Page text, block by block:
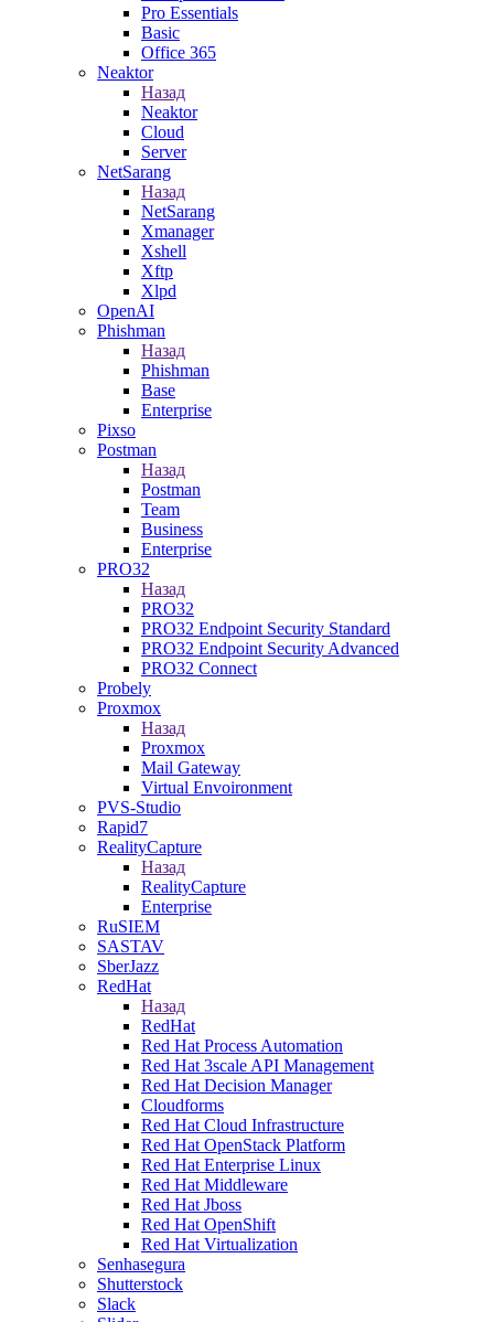
Pro Essentials
Basic
Office 365
Neaktor
Назад
Neaktor
Cloud
Server
NetSarang
Назад
NetSarang
Xmanager
Xshell
Xftp
Xlpd
OpenAI
Phishman
Назад
Phishman
Base
Enterprise
Pixso
Postman
Назад
Postman
Team
Business
Enterprise
PRO32
Назад
PRO32
PRO32 Endpoint Security Standard
PRO32 Endpoint Security Advanced
PRO32 Connect
Probely
Proxmox
Назад
Proxmox
Mail Gateway
Virtual Envoironment
PVS-Studio
Rapid7
RealityCapture
Назад
RealityCapture
Enterprise
RuSIEM
SASTAV
SberJazz
RedHat
Назад
RedHat
Red Hat Process Automation
Red Hat 3scale API Management
Red Hat Decision Manager
Cloudforms
Red Hat Cloud Infrastructure
Red Hat OpenStack Platform
Red Hat Enterprise Linux
Red Hat Middleware
Red Hat Jboss
Red Hat OpenShift
Red Hat Virtualization
Senhasegura
Shutterstock
Slack